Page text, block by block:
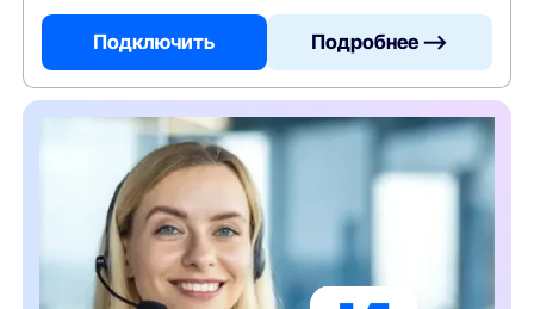
Подключить Подробнее —>